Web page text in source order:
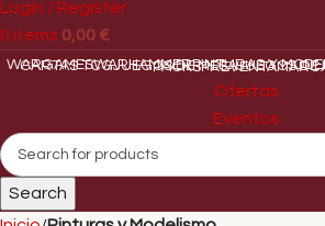
Login / Register
0 items 0,00 €
WARGAMESWARHAMMERPINTURAS Y
CARTAS TCGJUEGOS DE MESAJUEGOS DE
PACKSPREVENTA
Ofertas
Eventos
Search